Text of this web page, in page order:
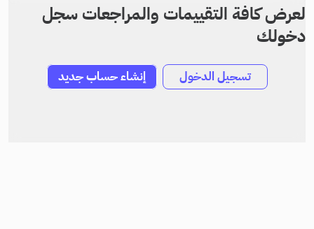
لعرض كافة التقييمات والمراجعات سجل
دخولك
تسجيل الدخول إنشاء حساب جديد